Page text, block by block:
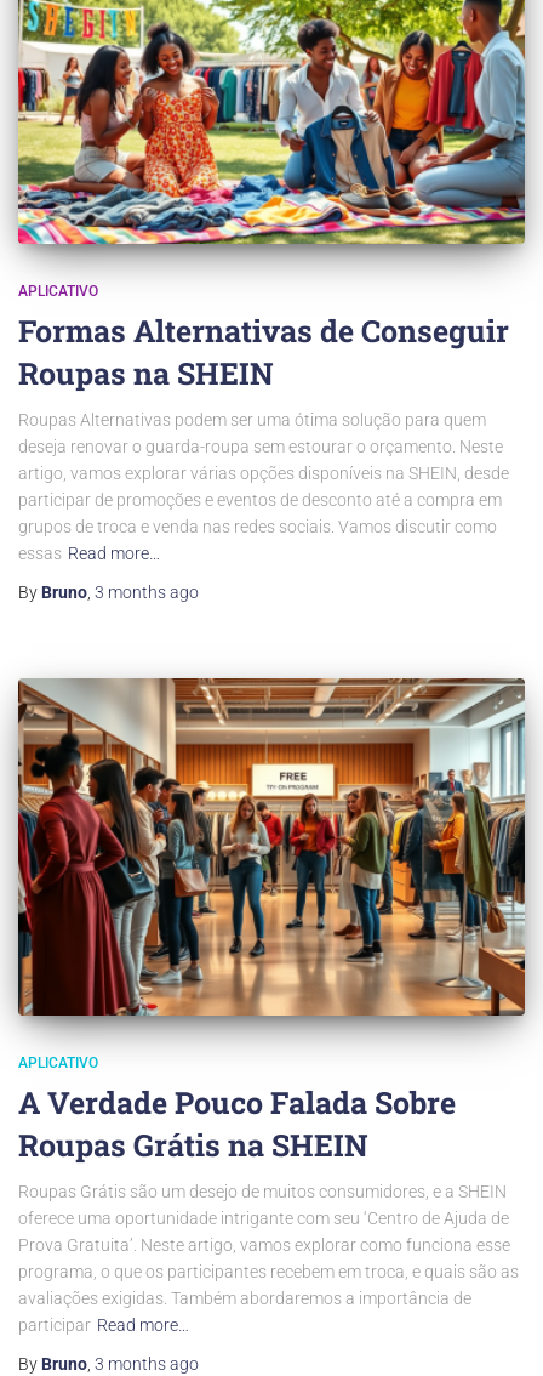
APLICATIVO
Formas Alternativas de Conseguir
Roupas na SHEIN
Roupas Alternativas podem ser uma ótima solução para quem
deseja renovar o guarda-roupa sem estourar o orçamento. Neste
artigo, vamos explorar várias opções disponíveis na SHEIN, desde
participar de promoções e eventos de desconto até a compra em
grupos de troca e venda nas redes sociais. Vamos discutir como
essas Read more…
By Bruno 3 monthsago
APLICATIVO
A Verdade Pouco Falada Sobre
Roupas Grátis na SHEIN
Roupas Grátis são um desejo de muitos consumidores, e a SHEIN
oferece uma oportunidade intrigante com seu ‘Centro de Ajuda de
Prova Gratuita’. Neste artigo, vamos explorar como funciona esse
programa, o que os participantes recebem em troca, e quais são as
avaliações exigidas. Também abordaremos a importância de
participar Read more…
By Bruno, 3 monthsago